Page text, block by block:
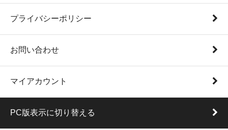
プライバシーポリシー
お問い合わせ
マイアカウント
PC版表示に切り替える